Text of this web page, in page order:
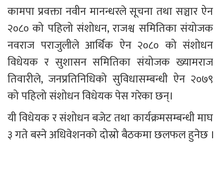
कामपा प्रवक्ता नवीन मानन्धरले सूचना तथा सञ्चार ऐन
२०८० को पहिलो संशोधन, राजश्व समितिका संयोजक
नवराज पराजुलीले आर्थिक ऐन २०८० को संशोधन
विधेयक र सुशासन समितिका संयोजक ख्यामराज
तिवारीले, जनप्रतिनिधिको सुविधासम्बन्धी ऐन २०७९
को पहिलो संशोधन विधेयक पेस गरेका छन्।
यी विधेयक र संशोधन बजेट तथा कार्यक्रमसम्बन्धी माघ
३ गते बस्ने अधिवेशनको दोस्रो बैठकमा छलफल हुनेछ ।